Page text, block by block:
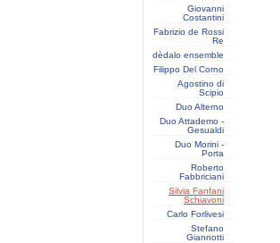
Giovanni
Costantini
Fabrizio de Rossi
Re
dèdalo ensemble
Filippo Del Corno
Agostino di
Scipio
Duo Alterno
Duo Attademo -
Gesualdi
Duo Morini -
Porta
Roberto
Fabbriciani
Silvia Fanfani
Schiavoni
Carlo Forlivesi
Stefano
Giannotti